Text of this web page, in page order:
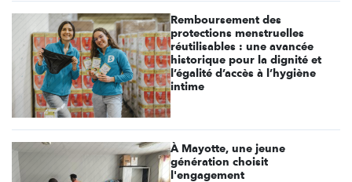
Remboursement des
protections menstruelles
réutilisables : une avancée
historique pour la dignité et
l’égalité d’accès à l’hygiène
intime
À Mayotte, une jeune
génération choisit
l'engagement